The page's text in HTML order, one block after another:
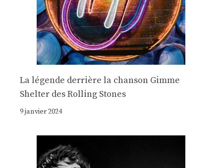
La légende derrière la chanson Gimme
Shelter des Rolling Stones
9 janvier 2024